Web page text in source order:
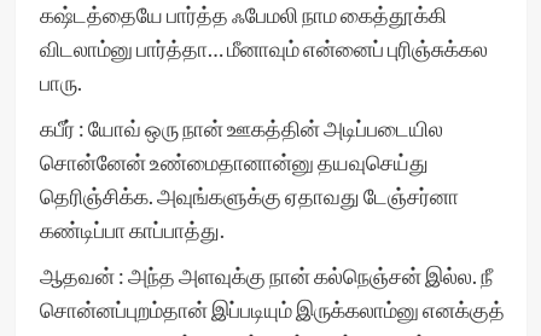
கஷ்டத்தையே பார்த்த ஃபேமலி நாம கைத்தூக்கி
விடலாம்னு பார்த்தா… மீனாவும் என்னைப் புரிஞ்சுக்கல
பாரு.
கபீர் : யோவ் ஒரு நான் ஊகத்தின் அடிப்படையில
சொன்னேன் உண்மைதானான்னு தயவுசெய்து
தெரிஞ்சிக்க. அவுங்களுக்கு ஏதாவது டேஞ்சர்னா
கண்டிப்பா காப்பாத்து.
ஆதவன் : அந்த அளவுக்கு நான் கல்நெஞ்சன் இல்ல. நீ
சொன்னப்புறம்தான் இப்படியும் இருக்கலாம்னு எனக்குத்